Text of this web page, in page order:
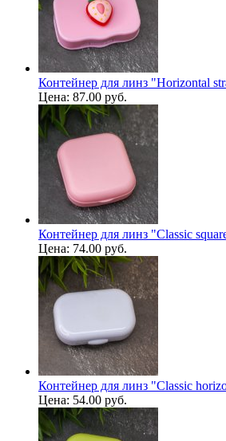
Контейнер для линз "Horizontal
Цена: 87.00 руб.
Контейнер для линз "Classic
Цена: 74.00 руб.
Контейнер для линз "Classic
Цена: 54.00 руб.